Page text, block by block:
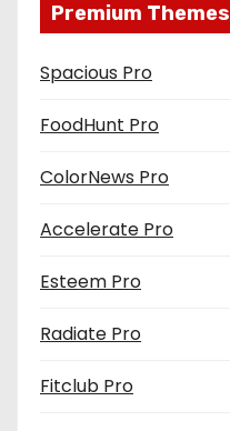
Premium Themes
Spacious Pro
FoodHunt Pro
ColorNews Pro
Accelerate Pro
Esteem Pro
Radiate Pro
Fitclub Pro